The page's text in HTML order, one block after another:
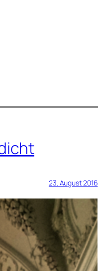
23. August 2016